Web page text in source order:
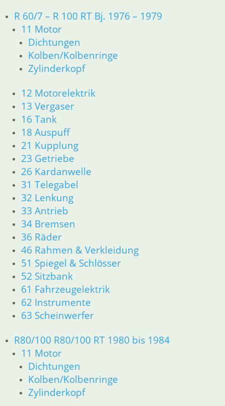
R 60/7 – R 100 RT Bj. 1976 – 1979
11 Motor
Dichtungen
Kolben/Kolbenringe
Zylinderkopf
12 Motorelektrik
13 Vergaser
16 Tank
18 Auspuff
21 Kupplung
23 Getriebe
26 Kardanwelle
31 Telegabel
32 Lenkung
33 Antrieb
34 Bremsen
36 Räder
46 Rahmen & Verkleidung
51 Spiegel & Schlösser
52 Sitzbank
61 Fahrzeugelektrik
62 Instrumente
63 Scheinwerfer
R80/100 R80/100 RT 1980 bis 1984
11 Motor
Dichtungen
Kolben/Kolbenringe
Zylinderkopf
63 Scheinwerfer
R50/5 – R75/5
11 Motor
Dichtungen
Kolben/Kolbenringe
Zylinderkopf
12 Motorelektrik
13 Vergaser
16 Tank
18 Auspuff
21 Kupplung
23 Getriebe
26 Kardanwelle
31 Telegabel
32 Lenkung
33 Antrieb
34 Bremsen
36 Räder
46 Rahmen & Verkleidung
51 Spiegel & Schlösser
52 Sitzbank
61 Fahrzeugelektrik
62 Instrumente
63 Scheinwerfer
R60/6 – R90/S
11 Motor
Dichtungen
Zylinderkopf
12 Motorelektrik
13 Vergaser
16 Tank
18 Auspuff
21 Kupplung